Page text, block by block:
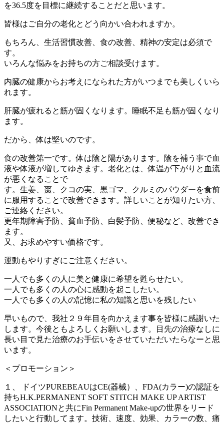
を36.5度を目標に継続することだと思います。
皆様はご自分の老化とどう向かい合われますか。
もちろん、生活習慣改善、食の改善、精神の安定は必須で
す。
いろんな悩みをお持ちの方ご相談受けます。
内臓の健康からお考えになられた方がいつまでも美しくいら
れます。
肝臓が疲れると筋が固くなります。睡眠不足も筋が固くなり
ます。
だから、体は堅いのです。
食の改善第一です。体は陰と陽があります。陰を補う事で血
液や体液が増してゆきます。老化とは、体温が下がりと血流
が悪くなることで
す。生姜、棗、クコの実、黒ゴマ、クルミのパウダーを食前
に服用することで改善できます。詳しいことが知りたい方、
ご連絡ください。
更年期障害予防、貧血予防、白髪予防、便秘など、改善でき
ます。
又、お求めやすい価格です。
運動もやりすぎにご注意ください。
一人でも多くの人に美と健康に希望を甦らせたい。
一人でも多くの人の心に感動を起こしたい。
一人でも多くの人の記憶に私の知識と思いを残したい
早いもので、我社２９年目を向かえます事を皆様に感謝いた
します。今後ともよろしくお願いします。目先の治療なしに
長い目で見た治療のお手伝いをさせていただいたらなーと思
います。
＜プロモーション＞
１、 ドイツPUREBEAUはCE(器械）、FDA(カラー)の認証を
持ちH.K.PERMANENT SOFT STITCH MAKE UP ARTIST
ASSOCIATIONと共にFin Permanent Make-upの世界をリード
したいと行動してます。技術、速度、効果、カラーの数、痛